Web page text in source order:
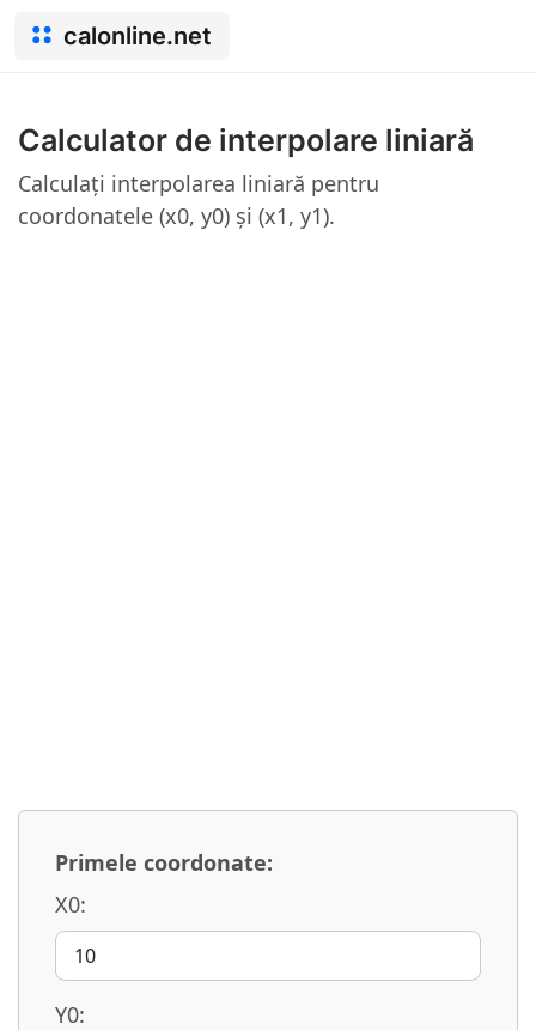
calonline.net
Calculator de interpolare liniară
Calculați interpolarea liniară pentru
coordonatele (x0, y0) și (x1, y1).
Primele coordonate:
X0:
Y0: